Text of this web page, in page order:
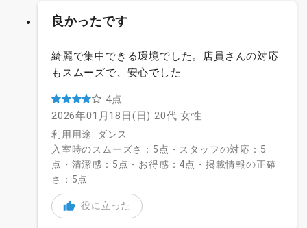
良かったです
綺麗で集中できる環境でした。店員さんの対応
もスムーズで、安心でした
4点
2026年01月18日(日) 20代 女性
利用用途: ダンス
入室時のスムーズさ：5点・スタッフの対応：5
点・清潔感：5点・お得感：4点・掲載情報の正確
さ：5点
役に立った